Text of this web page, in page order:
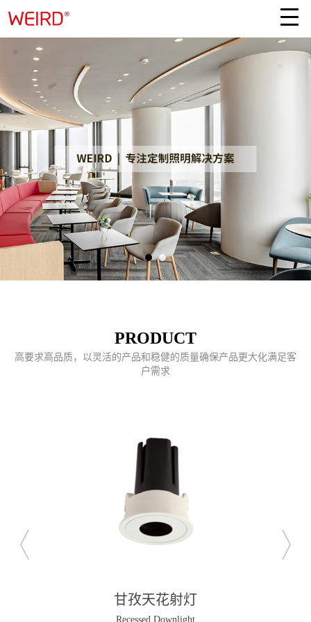
PRODUCT
高要求高品质，以灵活的产品和稳健的质量确保产品更大化满足客
户需求
甘孜天花射灯
Recessed Downlight